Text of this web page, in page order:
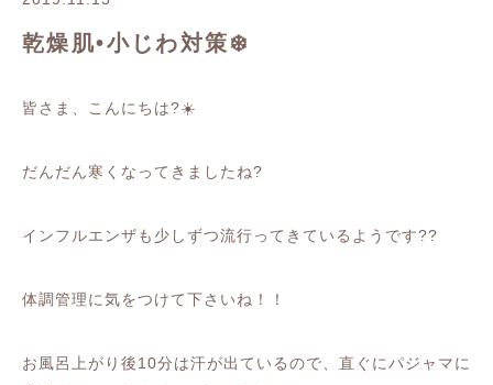
乾燥肌•小じわ対策❄️
皆さま、こんにちは?☀️
だんだん寒くなってきましたね?
インフルエンザも少しずつ流行ってきているようです??
体調管理に気をつけて下さいね！！
お風呂上がり後10分は汗が出ているので、直ぐにパジャマに